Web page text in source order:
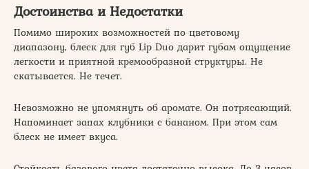
Достоинства и Недостатки
Помимо широких возможностей по цветовому
диапазону, блеск для губ Lip Duo дарит губам ощущение
легкости и приятной кремообразной структуры. Не
скатывается. Не течет.
Невозможно не упомянуть об аромате. Он потрясающий.
Напоминает запах клубники с бананом. При этом сам
блеск не имеет вкуса.